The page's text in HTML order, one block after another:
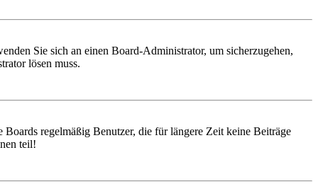
Sie sich an einen Board-Administrator, um sicherzugehen,
lösen muss.
regelmäßig Benutzer, die für längere Zeit keine Beiträge
teil!